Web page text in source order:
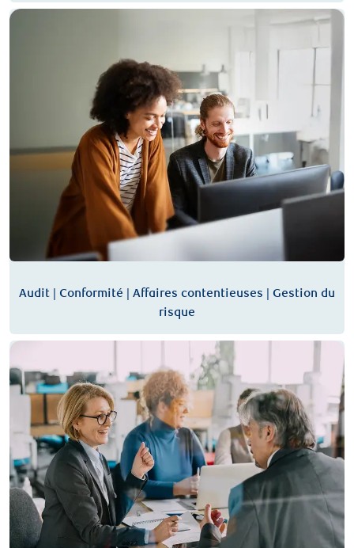
Audit | Conformité | Affaires contentieuses | Gestion du risque
Audit | Conformité | Affaires contentieuses | Gestion du
risque
Ressources humaines